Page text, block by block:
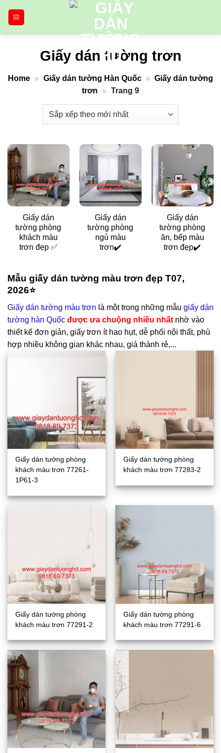
Giấy dán tường trơn
Home » Giấy dán tường Hàn Quốc » Giấy dán tường
trơn
» Trang 9
Giấy dán
tường phòng
khách màu
trơn đẹp ✅
Giấy dán
tường phòng
ngủ màu
trơn✔️
Giấy dán
tường phòng
ăn, bếp màu
trơn đẹp✔️
Mẫu giấy dán tường màu trơn đẹp T07,
2026⭐
Giấy dán tường màu trơn là một trong những mẫu giấy dán
tường hàn Quốc được ưa chuộng nhiều nhất nhờ vào
thiết kế đơn giản, giấy trơn ít hao hụt, dễ phối nội thất, phù
hợp nhiều không gian khác nhau, giá thành rẻ,...
Giấy dán tường phòng
khách màu trơn 77261-
1P61-3
Giấy dán tường phòng
khách màu trơn 77283-2
Giấy dán tường phòng
khách màu trơn 77291-2
Giấy dán tường phòng
khách màu trơn 77291-6